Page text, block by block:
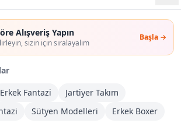
Alışveriş Yapın
sizin için sıralayalım
Başla →
Erkek Fantazi
Jartiyer Takım
Sütyen Modelleri Erkek Boxer
Sepete Ekle
Şimdi Al
( 1 saat 5 dk